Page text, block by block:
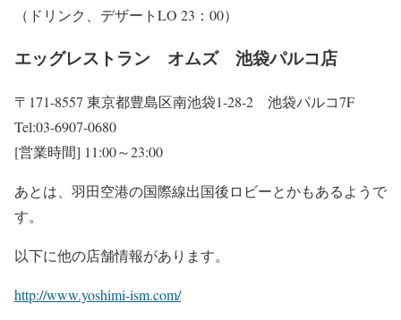
（ドリンク、デザートLO 23：00）
エッグレストラン オムズ 池袋パルコ店
〒171-8557 東京都豊島区南池袋1-28-2 池袋パルコ7F
Tel:03-6907-0680
[営業時間] 11:00～23:00
あとは、羽田空港の国際線出国後ロビーとかもあるようで
す。
以下に他の店舗情報があります。
http://www.yoshimi-ism.com/